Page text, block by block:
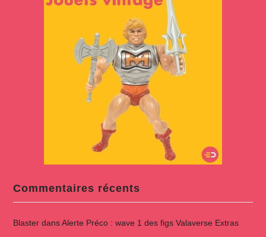
Commentaires récents
BlasterdansAlerte Préco : wave 1 des figs Valaverse Extras